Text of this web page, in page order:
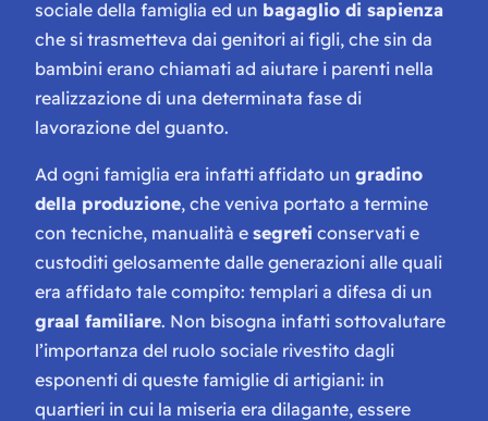
sociale della famiglia ed un bagaglio di sapienza
che si trasmetteva dai genitori ai figli, che sin da
bambini erano chiamati ad aiutare i parenti nella
realizzazione di una determinata fase di
lavorazione del guanto.
Ad ogni famiglia era infatti affidato un gradino
della produzione, che veniva portato a termine
con tecniche, manualità e segreti conservati e
custoditi gelosamente dalle generazioni alle quali
era affidato tale compito: templari a difesa di un
graal familiare. Non bisogna infatti sottovalutare
l’importanza del ruolo sociale rivestito dagli
esponenti di queste famiglie di artigiani: in
quartieri in cui la miseria era dilagante, essere